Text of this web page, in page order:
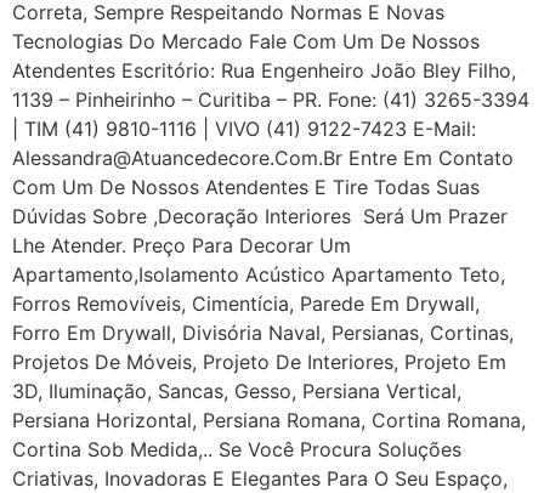
Correta, Sempre Respeitando Normas E Novas
Tecnologias Do Mercado Fale Com Um De Nossos
Atendentes Escritório: Rua Engenheiro João Bley Filho,
1139 – Pinheirinho – Curitiba – PR. Fone: (41) 3265-3394
| TIM (41) 9810-1116 | VIVO (41) 9122-7423 E-Mail:
Alessandra@atuancedecore.com.br Entre Em Contato
Com Um De Nossos Atendentes E Tire Todas Suas
Dúvidas Sobre ,Decoração Interiores Será Um Prazer
Lhe Atender. Preço Para Decorar Um
Apartamento,Isolamento Acústico Apartamento Teto,
Forros Removíveis, Cimentícia, Parede Em Drywall,
Forro Em Drywall, Divisória Naval, Persianas, Cortinas,
Projetos De Móveis, Projeto De Interiores, Projeto Em
3D, Iluminação, Sancas, Gesso, Persiana Vertical,
Persiana Horizontal, Persiana Romana, Cortina Romana,
Cortina Sob Medida,.. Se Você Procura Soluções
Criativas, Inovadoras E Elegantes Para O Seu Espaço,